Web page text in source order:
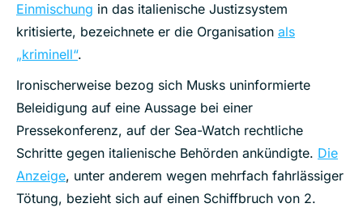
Einmischung in das italienische Justizsystem
kritisierte, bezeichnete er die Organisation als
„kriminell“.
Ironischerweise bezog sich Musks uninformierte
Beleidigung auf eine Aussage bei einer
Pressekonferenz, auf der Sea-Watch rechtliche
Schritte gegen italienische Behörden ankündigte. Die
Anzeige, unter anderem wegen mehrfach fahrlässiger
Tötung, bezieht sich auf einen Schiffbruch von 2.